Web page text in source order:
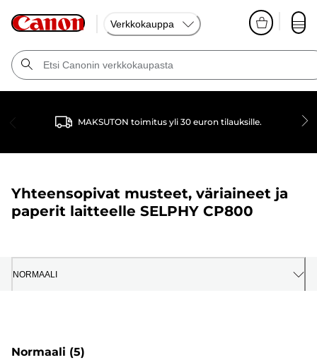
Verkkokauppa
MAKSUTON toimitus yli 30 euron tilauksille.
Yhteensopivat musteet, väriaineet ja
paperit laitteelle SELPHY CP800
NORMAALI
Normaali (5)